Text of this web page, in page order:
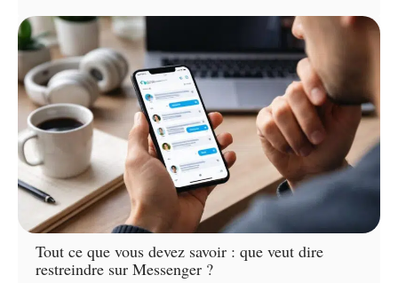
Tout ce que vous devez savoir : que veut dire
restreindre sur Messenger ?